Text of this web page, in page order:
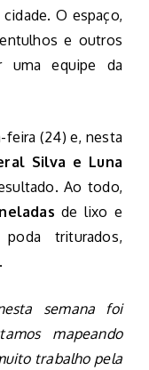
O espaço,
e outros
uma equipe da
feira (24) e, nesta
Silva e Luna
Ao todo,
de lixo e
triturados,
semana foi
mapeando
trabalho pela